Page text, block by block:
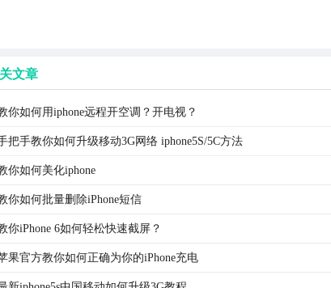
文章
你如何用iphone远程开空调？开电视？
把手教你如何升级移动3G网络 iphone5S/5C方法
你如何美化iphone
你如何批量删除iPhone短信
你iPhone 6如何轻松快速截屏？
果官方教你如何正确为你的iPhone充电